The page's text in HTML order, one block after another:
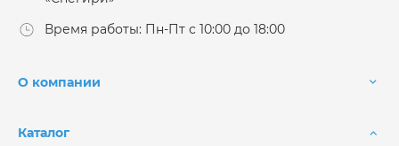
Время работы: Пн-Пт с 10:00 до 18:00
О компании
Каталог